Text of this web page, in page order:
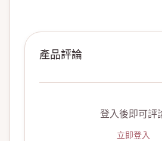
產品評論
登入後即可評
立即登入